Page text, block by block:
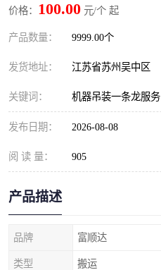
价格： 100.00 元/个 起
产品数量： 9999.00个
发货地址： 江苏省苏州吴中区
关键词： 机器吊装一条龙服务
发布日期： 2026-08-08
阅 读 量： 905
产品描述
品牌 富顺达
类型 搬运